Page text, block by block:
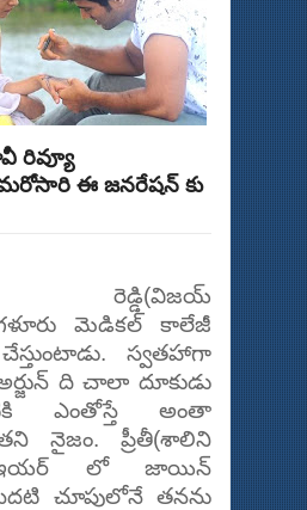
రివ్యూ
ఈ జనరేషన్ కు
రెడ్డి(విజయ్
మెడికల్ కాలేజీ
స్వతహాగా
ది చాలా దూకుడు
ఎంతోస్తే అంతా
నైజం. ప్రీతీ(శాలిని
ఇయర్ లో జాయిన్
చూపులోనే తనను